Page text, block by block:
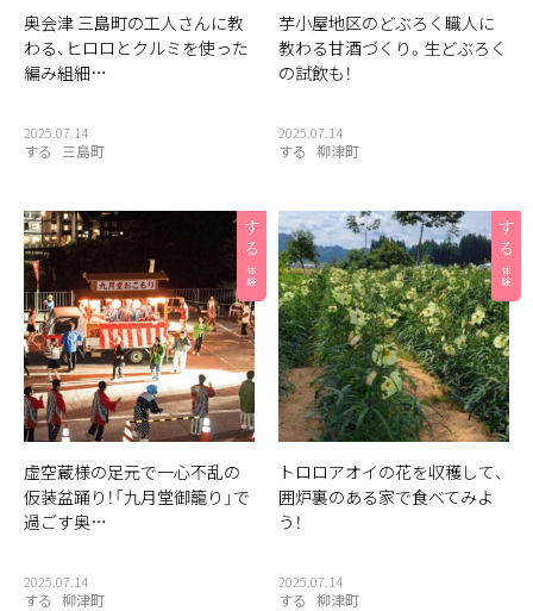
奥会津 三島町の工人さんに教
わる、ヒロロとクルミを使った
編み組細…
2025.07.14
する 三島町
芋小屋地区のどぶろく職人に
教わる甘酒づくり。生どぶろく
の試飲も！
2025.07.14
する 柳津町
虚空蔵様の足元で一心不乱の
仮装盆踊り！「九月堂御籠り」で
過ごす奥…
2025.07.14
する 柳津町
トロロアオイの花を収穫して、
囲炉裏のある家で食べてみよ
う！
2025.07.14
する 柳津町